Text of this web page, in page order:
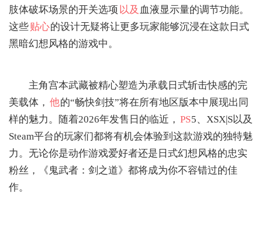
肢体破坏场景的开关选项 以及 血液显示量的调节功能。
这些贴心的设计无疑将让更多玩家能够沉浸在这款日式
黑暗幻想风格的游戏中。
主角宫本武藏被精心塑造为承载日式斩击快感的完
美载体， 他的“畅快剑技”将在所有地区版本中展现出同
样的魅力。随着2026年发售日的临近， PS5、XSX|S以及
Steam平台的玩家们都将有机会体验到这款游戏的独特魅
力。无论你是动作游戏爱好者还是日式幻想风格的忠实
粉丝，《鬼武者：剑之道》都将成为你不容错过的佳
作。